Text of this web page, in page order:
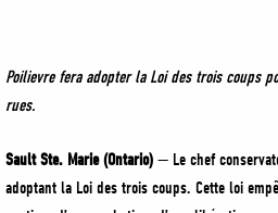
Poilievre fera adopter la Loi des trois coups
rues.
Sault Ste. Marie (Ontario) — Le chef
adoptant la Loi des trois coups. Cette loi